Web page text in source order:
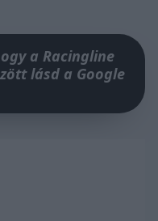
a Racingline
lásd a Google